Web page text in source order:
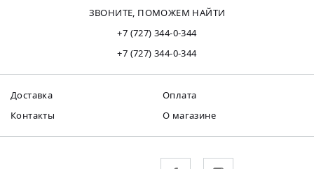
ЗВОНИТЕ, ПОМОЖЕМ НАЙТИ
+7 (727) 344-0-344
+7 (727) 344-0-344
Доставка
Оплата
Контакты
О магазине